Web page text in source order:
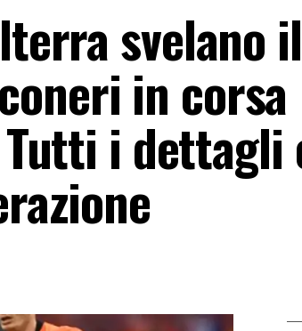
svelano il
in corsa
Tutti i dettagli